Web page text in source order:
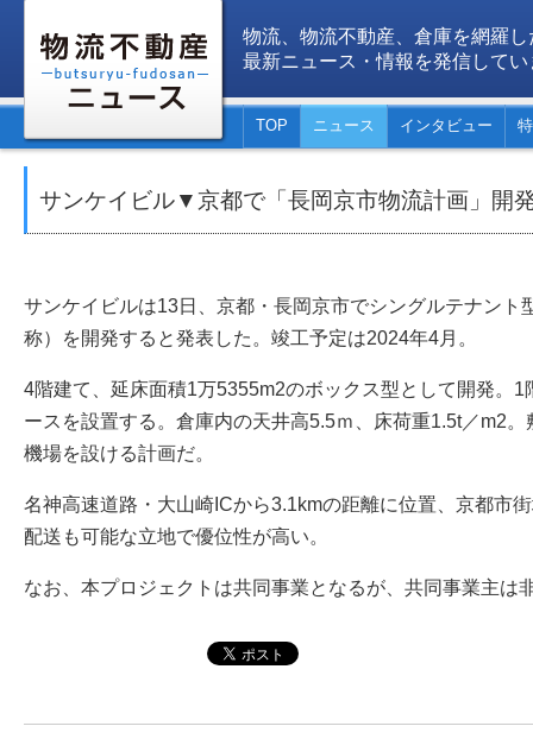
物流、物流不動産、倉庫を網羅し
最新ニュース・情報を発信してい
TOP ニュース インタビュー
サンケイビル▼京都で「長岡京市物流計画」開
サンケイビルは13日、京都・長岡京市でシングルテナント
称）を開発すると発表した。竣工予定は2024年4月。
4階建て、延床面積1万5355m2のボックス型として開発。
ースを設置する。倉庫内の天井高5.5ｍ、床荷重1.5t／m2
機場を設ける計画だ。
名神高速道路・大山崎ICから3.1kmの距離に位置、京都市
配送も可能な立地で優位性が高い。
なお、本プロジェクトは共同事業となるが、共同事業主は